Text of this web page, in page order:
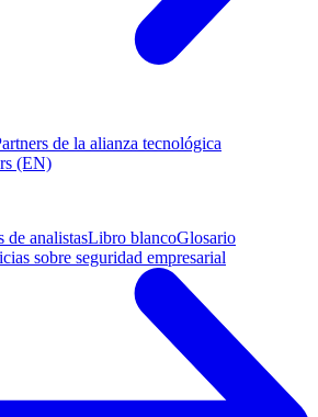
de la alianza tecnológica
(EN)
de analistasLibro blancoGlosario
sobre seguridad empresarial